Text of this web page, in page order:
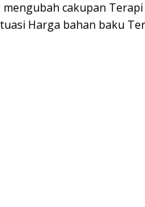
cakupan
Harga bahan baku